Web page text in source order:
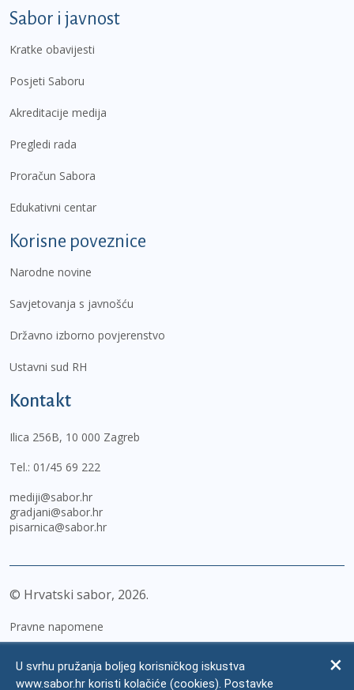
Sabor i javnost
Kratke obavijesti
Posjeti Saboru
Akreditacije medija
Pregledi rada
Proračun Sabora
Edukativni centar
Korisne poveznice
Narodne novine
Savjetovanja s javnošću
Državno izborno povjerenstvo
Ustavni sud RH
Kontakt
Ilica 256B, 10 000 Zagreb
Tel.: 01/45 69 222
mediji@sabor.hr
gradjani@sabor.hr
pisarnica@sabor.hr
© Hrvatski sabor, 2026
Pravne napomene
Zaštita osobnih podataka
U svrhu pružanja boljeg korisničkog iskustva
www.sabor.hr koristi kolačiće (cookies). Postavke